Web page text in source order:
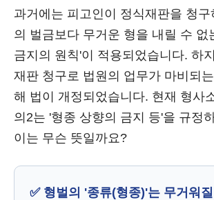
과거에는 피고인이 정식재판을 청구
의 벌금보다 무거운 형을 내릴 수 없
금지의 원칙'이 적용되었습니다. 하
재판 청구로 법원의 업무가 마비되
해 법이 개정되었습니다. 현재 형사
의2는 '형종 상향의 금지 등'을 규정
이는 무슨 뜻일까요?
✅ 형벌의 '종류(형종)'는 무거워